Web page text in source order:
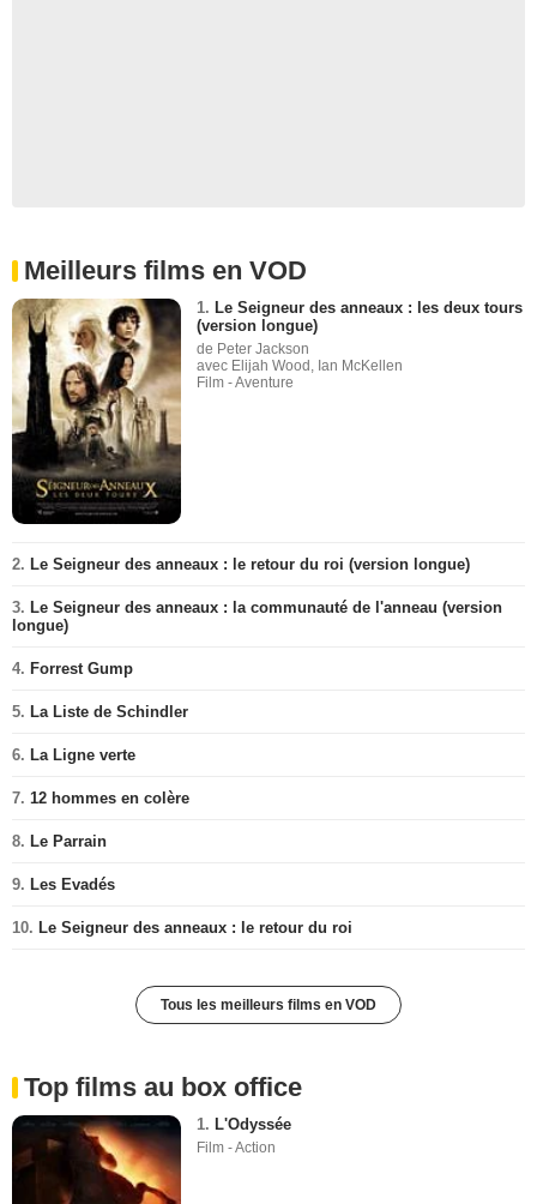
Meilleurs films en VOD
1. Le Seigneur des anneaux : les deux tours
(version longue)
de Peter Jackson
avec Elijah Wood, Ian McKellen
Film - Aventure
2. Le Seigneur des anneaux : le retour du roi (version longue)
3. Le Seigneur des anneaux : la communauté de l'anneau (version
longue)
4. Forrest Gump
5. La Liste de Schindler
6. La Ligne verte
7. 12 hommes en colère
8. Le Parrain
9. Les Evadés
10. Le Seigneur des anneaux : le retour du roi
Tous les meilleurs films en VOD
Top films au box office
1. L'Odyssée
Film - Action